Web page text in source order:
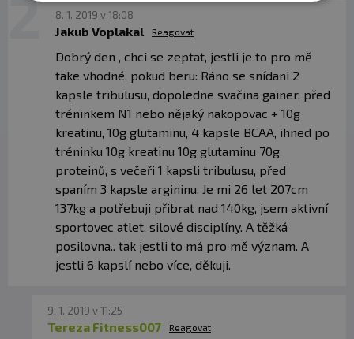
8. 1. 2019 v 18:08
Jakub Voplakal Reagovat
Dobrý den , chci se zeptat, jestli je to pro mě
take vhodné, pokud beru: Ráno se snídani 2
kapsle tribulusu, dopoledne svačina gainer, před
tréninkem N1 nebo nějaký nakopovac + 10g
kreatinu, 10g glutaminu, 4 kapsle BCAA, ihned po
tréninku 10g kreatinu 10g glutaminu 70g
proteinů, s večeři 1 kapsli tribulusu, před
spaním 3 kapsle argininu. Je mi 26 let 207cm
137kg a potřebuji přibrat nad 140kg, jsem aktivní
sportovec atlet, silové disciplíny. A těžká
posilovna.. tak jestli to má pro mě význam. A
jestli 6 kapslí nebo více, děkuji.
9. 1. 2019 v 11:25
Tereza Fitness007 Reagovat